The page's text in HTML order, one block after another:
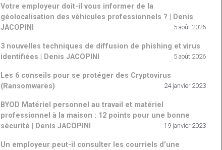
Votre employeur doit-il vous informer de la
géolocalisation des véhicules professionnels ? | Denis
JACOPINI
5 août 2026
3 nouvelles techniques de diffusion de phishing et virus
identifiées | Denis JACOPINI
5 août 2026
Les 6 conseils pour se protéger des Cryptovirus
(Ransomwares)
24 janvier 2023
BYOD Matériel personnel au travail et matériel
professionnel à la maison : 12 points pour une bonne
sécurité | Denis JACOPINI
19 janvier 2023
Un employeur peut-il consulter les courriels d’une